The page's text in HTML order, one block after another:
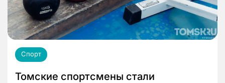
Спорт
Томские спортсмены стали